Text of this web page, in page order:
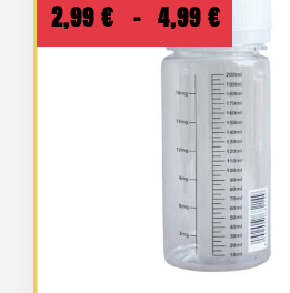
2,99 € – 4,99 €
de
prix :
2,99 €
à
4,99 €